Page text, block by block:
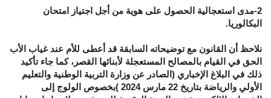
2-مدى استعجالية الحصول على هوية من أجل اجتياز امتحان
البكالوريا.
نلاحظ أن القانون مع توضيحاته السابقة قد أعطى للأم عند غياب الأب
الحق في القيام بالمصالح المستعجلة لأبنائها القصر، كما جاء تأكيد
ذلك في البلاغ الإخباري (الصادر عن وزارة التربية الوطنية والتعليم
الأولي والرياضة بتاريخ 22 مارس 2024 )بخصوص الولوج إلى